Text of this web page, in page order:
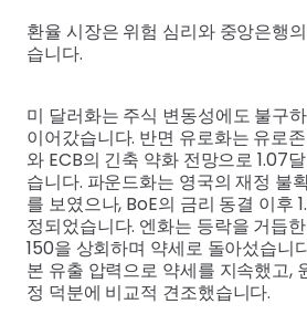
환율 시장은 위험 심리와 중앙은행
습니다.
미 달러화는 주식 변동성에도 불구
이어갔습니다. 반면 유로화는 유로
와 ECB의 긴축 약화 전망으로 1.07
습니다. 파운드화는 영국의 재정 불
를 보였으나, BoE의 금리 동결 이후
정되었습니다. 엔화는 등락을 거듭
150을 상회하며 약세로 돌아섰습니
본 유출 압력으로 약세를 지속했고,
정 덕분에 비교적 견조했습니다.